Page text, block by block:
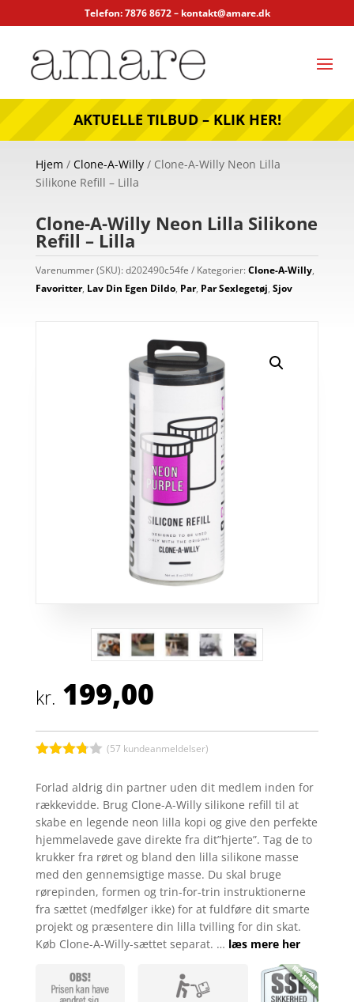
Telefon: 7876 8672 – kontakt@amare.dk
AKTUELLE TILBUD – KLIK HER!
Hjem / Clone-A-Willy/ Clone-A-Willy Neon Lilla
Silikone Refill – Lilla
Clone-A-Willy Neon Lilla Silikone
Refill – Lilla
Varenummer (SKU): d202490c54fe Kategorier: Clone-A-Willy,
Favoritter, Lav Din Egen Dildo, Par, Par Sexlegetøj, Sjov
kr. 199,00
3.7 ud
af 5
baseret
på
kundebed
ømmels
(57 kundeanmeldelser)
Forlad aldrig din partner uden dit medlem inden for
rækkevidde. Brug Clone-A-Willy silikone refill til at
skabe en legende neon lilla kopi og give den perfekte
hjemmelavede gave direkte fra dit”hjerte”. Tag de to
krukker fra røret og bland den lilla silikone masse
med den gennemsigtige masse. Du skal bruge
rørepinden, formen og trin-for-trin instruktionerne
fra sættet (medfølger ikke) for at fuldføre dit smarte
projekt og præsentere din lilla tvilling for din skat.
Køb Clone-A-Willy-sættet separat. … læs mere her